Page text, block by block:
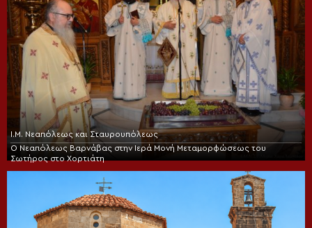
Ι.Μ. Νεαπόλεως και Σταυρουπόλεως
Ο Νεαπόλεως Βαρνάβας στην Ιερά Μονή Μεταμορφώσεως του
Σωτήρος στο Χορτιάτη